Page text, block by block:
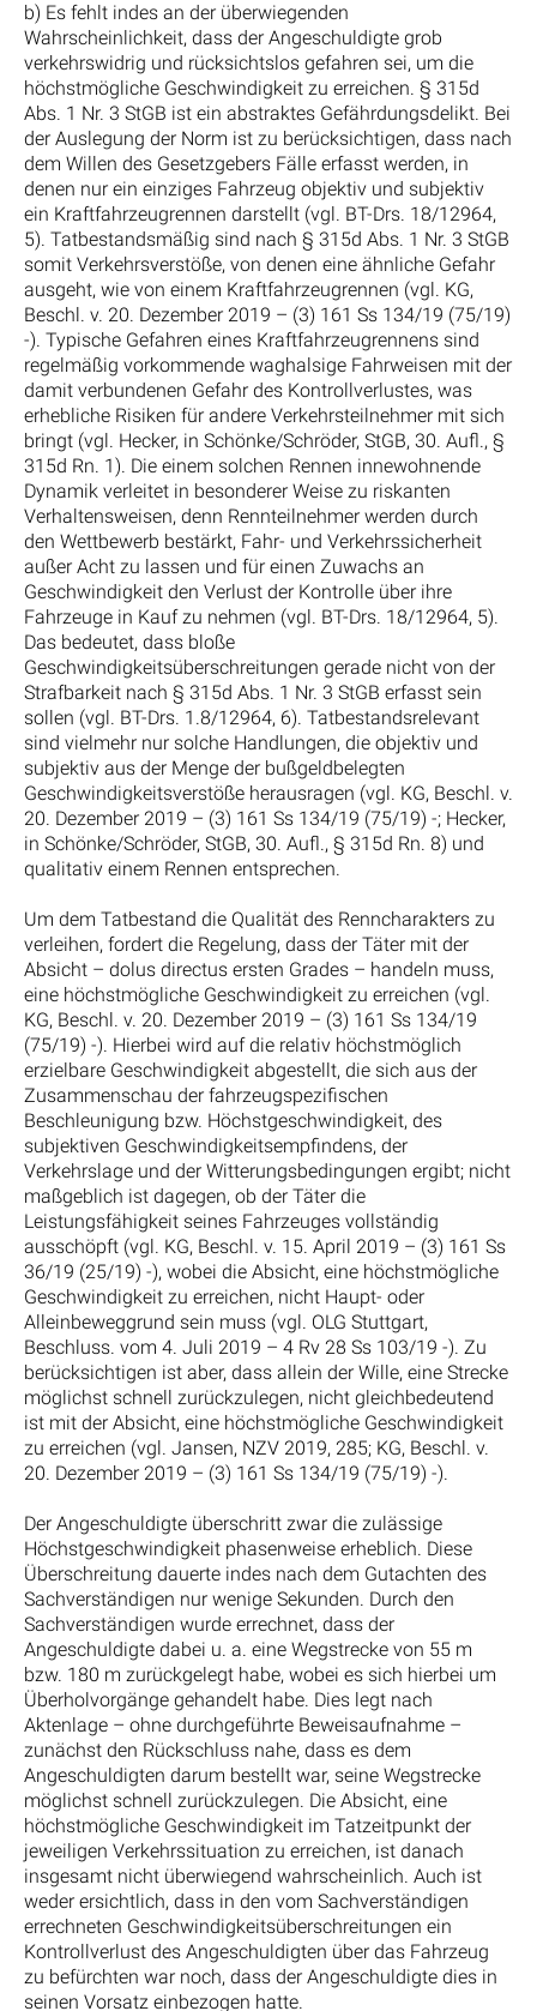
b) Es fehlt indes an der überwiegenden
Wahrscheinlichkeit, dass der Angeschuldigte grob
verkehrswidrig und rücksichtslos gefahren sei, um die
höchstmögliche Geschwindigkeit zu erreichen. § 315d
Abs. 1 Nr. 3 StGB ist ein abstraktes Gefährdungsdelikt. Bei
der Auslegung der Norm ist zu berücksichtigen, dass nach
dem Willen des Gesetzgebers Fälle erfasst werden, in
denen nur ein einziges Fahrzeug objektiv und subjektiv
ein Kraftfahrzeugrennen darstellt (vgl. BT-Drs. 18/12964,
5). Tatbestandsmäßig sind nach § 315d Abs. 1 Nr. 3 StGB
somit Verkehrsverstöße, von denen eine ähnliche Gefahr
ausgeht, wie von einem Kraftfahrzeugrennen (vgl. KG,
Beschl. v. 20. Dezember 2019 – (3) 161 Ss 134/19 (75/19)
-). Typische Gefahren eines Kraftfahrzeugrennens sind
regelmäßig vorkommende waghalsige Fahrweisen mit der
damit verbundenen Gefahr des Kontrollverlustes, was
erhebliche Risiken für andere Verkehrsteilnehmer mit sich
bringt (vgl. Hecker, in Schönke/Schröder, StGB, 30. Aufl., §
315d Rn. 1). Die einem solchen Rennen innewohnende
Dynamik verleitet in besonderer Weise zu riskanten
Verhaltensweisen, denn Rennteilnehmer werden durch
den Wettbewerb bestärkt, Fahr- und Verkehrssicherheit
außer Acht zu lassen und für einen Zuwachs an
Geschwindigkeit den Verlust der Kontrolle über ihre
Fahrzeuge in Kauf zu nehmen (vgl. BT-Drs. 18/12964, 5).
Das bedeutet, dass bloße
Geschwindigkeitsüberschreitungen gerade nicht von der
Strafbarkeit nach § 315d Abs. 1 Nr. 3 StGB erfasst sein
sollen (vgl. BT-Drs. 1.8/12964, 6). Tatbestandsrelevant
sind vielmehr nur solche Handlungen, die objektiv und
subjektiv aus der Menge der bußgeldbelegten
Geschwindigkeitsverstöße herausragen (vgl. KG, Beschl. v.
20. Dezember 2019 – (3) 161 Ss 134/19 (75/19) -; Hecker,
in Schönke/Schröder, StGB, 30. Aufl., § 315d Rn. 8) und
qualitativ einem Rennen entsprechen.
Um dem Tatbestand die Qualität des Renncharakters zu
verleihen, fordert die Regelung, dass der Täter mit der
Absicht – dolus directus ersten Grades – handeln muss,
eine höchstmögliche Geschwindigkeit zu erreichen (vgl.
KG, Beschl. v. 20. Dezember 2019 – (3) 161 Ss 134/19
(75/19) -). Hierbei wird auf die relativ höchstmöglich
erzielbare Geschwindigkeit abgestellt, die sich aus der
Zusammenschau der fahrzeugspezifischen
Beschleunigung bzw. Höchstgeschwindigkeit, des
subjektiven Geschwindigkeitsempfindens, der
Verkehrslage und der Witterungsbedingungen ergibt; nicht
maßgeblich ist dagegen, ob der Täter die
Leistungsfähigkeit seines Fahrzeuges vollständig
ausschöpft (vgl. KG, Beschl. v. 15. April 2019 – (3) 161 Ss
36/19 (25/19) -), wobei die Absicht, eine höchstmögliche
Geschwindigkeit zu erreichen, nicht Haupt- oder
Alleinbeweggrund sein muss (vgl. OLG Stuttgart,
Beschluss. vom 4. Juli 2019 – 4 Rv 28 Ss 103/19 -). Zu
berücksichtigen ist aber, dass allein der Wille, eine Strecke
möglichst schnell zurückzulegen, nicht gleichbedeutend
ist mit der Absicht, eine höchstmögliche Geschwindigkeit
zu erreichen (vgl. Jansen, NZV 2019, 285; KG, Beschl. v.
20. Dezember 2019 – (3) 161 Ss 134/19 (75/19) -).
Der Angeschuldigte überschritt zwar die zulässige
Höchstgeschwindigkeit phasenweise erheblich. Diese
Überschreitung dauerte indes nach dem Gutachten des
Sachverständigen nur wenige Sekunden. Durch den
Sachverständigen wurde errechnet, dass der
Angeschuldigte dabei u. a. eine Wegstrecke von 55 m
bzw. 180 m zurückgelegt habe, wobei es sich hierbei um
Überholvorgänge gehandelt habe. Dies legt nach
Aktenlage – ohne durchgeführte Beweisaufnahme –
zunächst den Rückschluss nahe, dass es dem
Angeschuldigten darum bestellt war, seine Wegstrecke
möglichst schnell zurückzulegen. Die Absicht, eine
höchstmögliche Geschwindigkeit im Tatzeitpunkt der
jeweiligen Verkehrssituation zu erreichen, ist danach
insgesamt nicht überwiegend wahrscheinlich. Auch ist
weder ersichtlich, dass in den vom Sachverständigen
errechneten Geschwindigkeitsüberschreitungen ein
Kontrollverlust des Angeschuldigten über das Fahrzeug
zu befürchten war noch, dass der Angeschuldigte dies in
seinen Vorsatz einbezogen hatte.